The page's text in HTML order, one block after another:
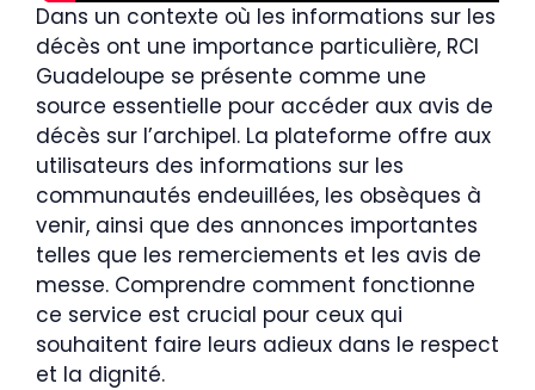
Dans un contexte où les informations sur les
décès ont une importance particulière, RCI
Guadeloupe se présente comme une
source essentielle pour accéder aux avis de
décès sur l’archipel. La plateforme offre aux
utilisateurs des informations sur les
communautés endeuillées, les obsèques à
venir, ainsi que des annonces importantes
telles que les remerciements et les avis de
messe. Comprendre comment fonctionne
ce service est crucial pour ceux qui
souhaitent faire leurs adieux dans le respect
et la dignité.